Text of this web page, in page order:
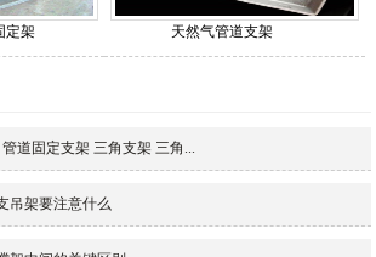
定架 天然气管道支架
道固定支架 三角支架 三角...
吊架要注意什么